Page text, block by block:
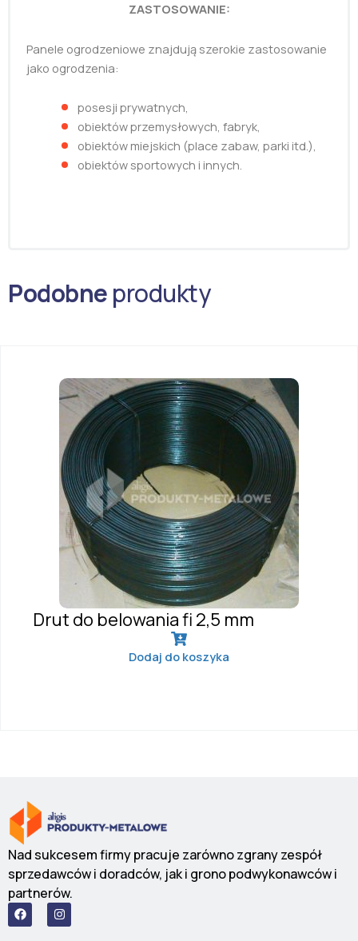
ZASTOSOWANIE:
Panele ogrodzeniowe znajdują szerokie zastosowanie
jako ogrodzenia:
posesji prywatnych,
obiektów przemysłowych, fabryk,
obiektów miejskich (place zabaw, parki itd.),
obiektów sportowych i innych.
Podobneprodukty
Drut do belowania fi 2,5 mm
Dodaj do koszyka
Nad sukcesem firmy pracuje zarówno zgrany zespół
sprzedawców i doradców, jak i grono podwykonawców i
partnerów.
F
a
c
I
n
s